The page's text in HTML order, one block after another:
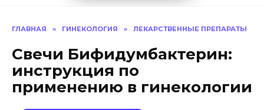
ГЛАВНАЯ » ГИНЕКОЛОГИЯ » ЛЕКАРСТВЕННЫЕ ПРЕПАРАТЫ
Свечи Бифидумбактерин:
инструкция по
применению в гинекологии